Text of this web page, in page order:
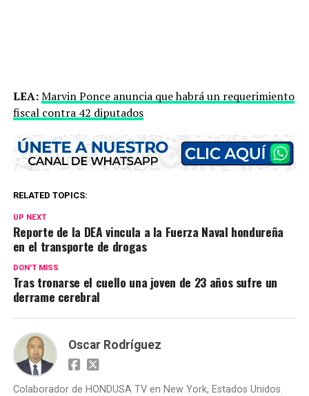
LEA:Marvin Ponce anuncia que habrá un requerimiento
fiscal contra 42 diputados
RELATED TOPICS:
UP NEXT
Reporte de la DEA vincula a la Fuerza Naval hondureña
en el transporte de drogas
DON'T MISS
Tras tronarse el cuello una joven de 23 años sufre un
derrame cerebral
Oscar Rodríguez
Colaborador de HONDUSA TV en New York, Estados Unidos.